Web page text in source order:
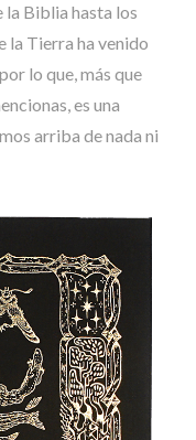
la Biblia hasta los
la Tierra ha venido
lo que, más que
es una
arriba de nada ni